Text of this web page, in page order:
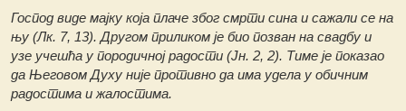
Господ виде мајку која плаче због смрти сина и сажали се на
њу (Лк. 7, 13). Другом приликом је био позван на свадбу и
узе учешћа у породичној радости (Јн. 2, 2). Тиме је показао
да Његовом Духу није противно да има удела у обичним
радостима и жалостима.